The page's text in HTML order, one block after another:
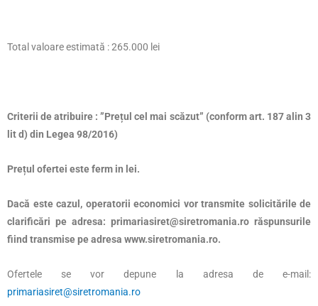
Total valoare estimată : 265.000 lei
Criterii de atribuire : ”Prețul cel mai scăzut” (conform art. 187 alin 3
lit d) din Legea 98/2016)
Prețul ofertei este ferm in lei.
Dacă este cazul, operatorii economici vor transmite solicitările de
clarificări pe adresa: primariasiret@siretromania.ro răspunsurile
fiind transmise pe adresa www.siretromania.ro.
Ofertele se vor depune la adresa de e-mail:
primariasiret@siretromania.ro